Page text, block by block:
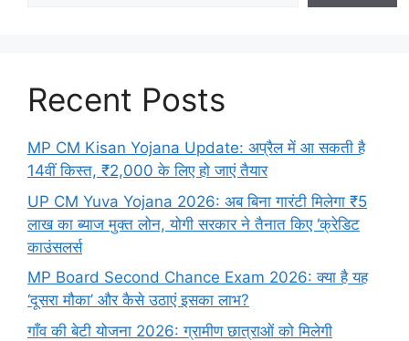
Recent Posts
MP CM Kisan Yojana Update: अप्रैल में आ सकती है
14वीं किस्त, ₹2,000 के लिए हो जाएं तैयार
UP CM Yuva Yojana 2026: अब बिना गारंटी मिलेगा ₹5
लाख का ब्याज मुक्त लोन, योगी सरकार ने तैनात किए ‘क्रेडिट
काउंसलर्स
MP Board Second Chance Exam 2026: क्या है यह
‘दूसरा मौका’ और कैसे उठाएं इसका लाभ?
गाँव की बेटी योजना 2026: ग्रामीण छात्राओं को मिलेगी